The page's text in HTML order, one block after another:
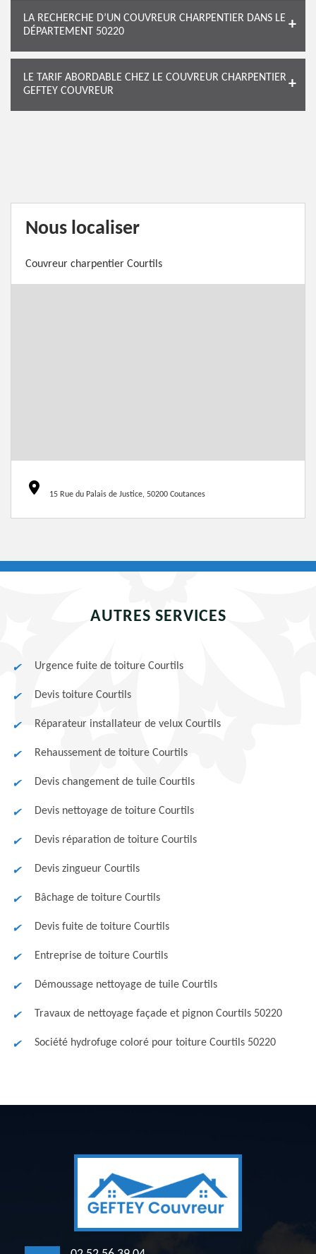
LA RECHERCHE D’UN COUVREUR CHARPENTIER DANS LE
DÉPARTEMENT 50220
LE TARIF ABORDABLE CHEZ LE COUVREUR CHARPENTIER
GEFTEY COUVREUR
Nous localiser
Couvreur charpentier Courtils
15 Rue du Palais de Justice, 50200 Coutances
AUTRES SERVICES
Urgence fuite de toiture Courtils
Devis toiture Courtils
Réparateur installateur de velux Courtils
Rehaussement de toiture Courtils
Devis changement de tuile Courtils
Devis nettoyage de toiture Courtils
Devis réparation de toiture Courtils
Devis zingueur Courtils
Bâchage de toiture Courtils
Devis fuite de toiture Courtils
Entreprise de toiture Courtils
Démoussage nettoyage de tuile Courtils
Travaux de nettoyage façade et pignon Courtils 50220
Société hydrofuge coloré pour toiture Courtils 50220